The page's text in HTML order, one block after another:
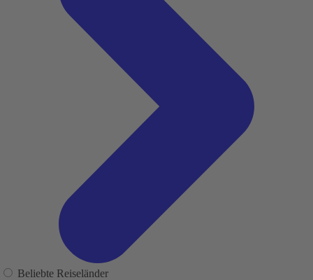
Beliebte Reiseländer